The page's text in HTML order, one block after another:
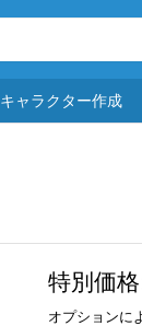
キャラクター作成
特別価格
オプションに